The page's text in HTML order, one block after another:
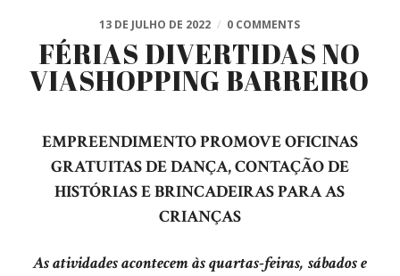
13 DE JULHO DE 2022 / 0 COMMENTS
FÉRIAS DIVERTIDAS NO
VIASHOPPING BARREIRO
EMPREENDIMENTO PROMOVE OFICINAS
GRATUITAS DE DANÇA, CONTAÇÃO DE
HISTÓRIAS E BRINCADEIRAS PARA AS
CRIANÇAS
As atividades acontecem às quartas-feiras, sábados e